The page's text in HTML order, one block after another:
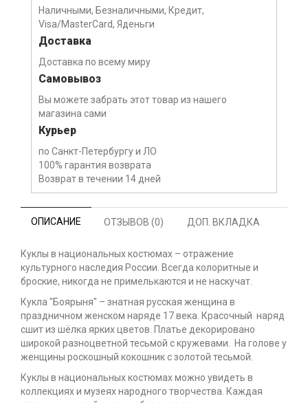
Наличными, Безналичными, Кредит,
Visa/MasterCard, Яденьги
Доставка
Доставка по всему миру
Самовывоз
Вы можете забрать этот товар из нашего
магазина сами
Курьер
по Санкт-Петербургу и ЛО
100% гарантия возврата
Возврат в течении 14 дней
ОПИСАНИЕ ОТЗЫВОВ (0) ДОП. ВКЛАДКА
Куклы в национальных костюмах – отражение
культурного наследия России. Всегда колоритные и
броские, никогда не примелькаются и не наскучат.
Кукла "Боярыня" – знатная русская женщина в
праздничном женском наряде 17 века. Красочный наряд
сшит из шёлка ярких цветов. Платье декорировано
широкой разноцветной тесьмой с кружевами. На голове у
женщины роскошный кокошник с золотой тесьмой.
Куклы в национальных костюмах можно увидеть в
коллекциях и музеях народного творчества. Каждая